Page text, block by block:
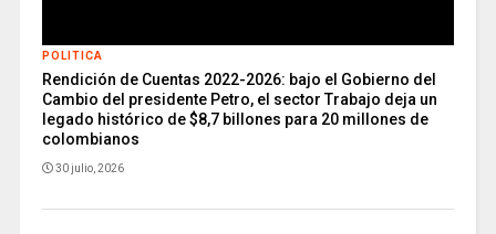
POLITICA
Rendición de Cuentas 2022-2026: bajo el Gobierno del
Cambio del presidente Petro, el sector Trabajo deja un
legado histórico de $8,7 billones para 20 millones de
colombianos
30 julio, 2026